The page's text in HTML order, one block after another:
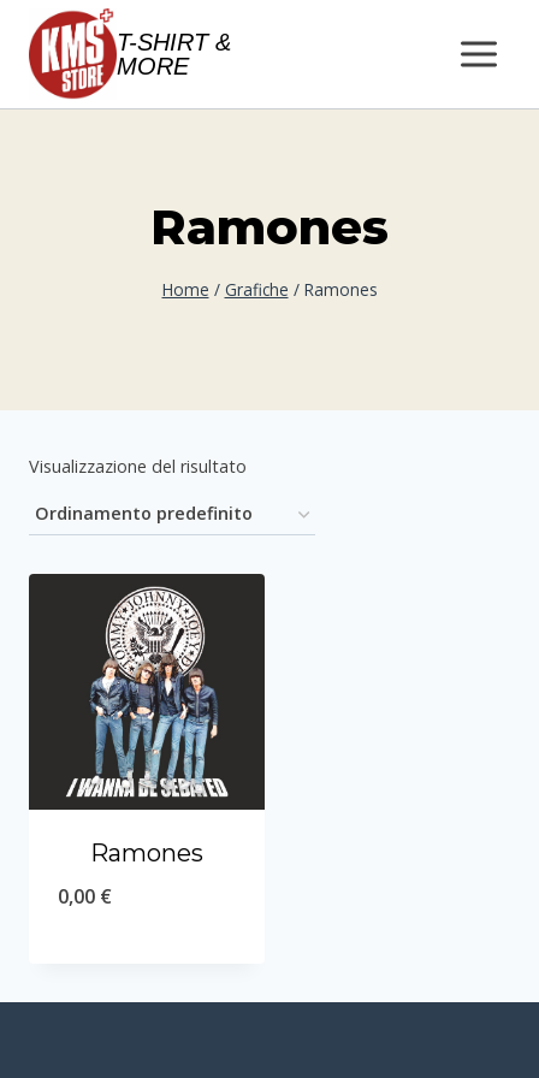
Salta
contenuto
T-SHIRT &
MORE
Ramones
Home / Grafiche / Ramones
Visualizzazione del risultato
Ramones
0,00 €